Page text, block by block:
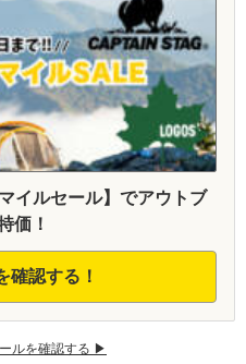
イルセール】でアウトブ
価！
確認する！
ルを確認する ▶︎